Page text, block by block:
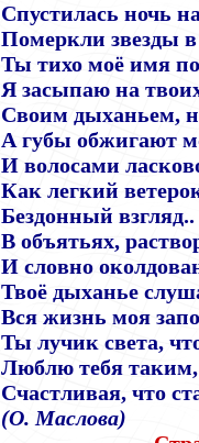
Спустилась ночь
Померкли звезды
Ты тихо моё имя
Я засыпаю на
Своим дыханьем,
А губы обжигают
И волосами
Как легкий
Бездонный
В объятьях,
И словно
Твоё дыханье
Вся жизнь моя
Ты лучик света,
Люблю тебя
Счастливая, что
(О. Маслова)